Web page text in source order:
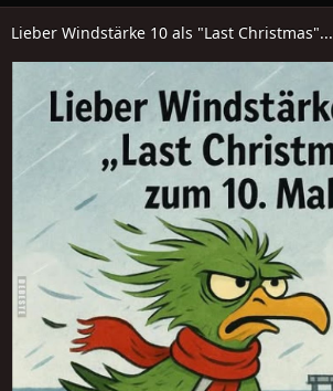
Lieber Windstärke 10 als "Last Christmas"...